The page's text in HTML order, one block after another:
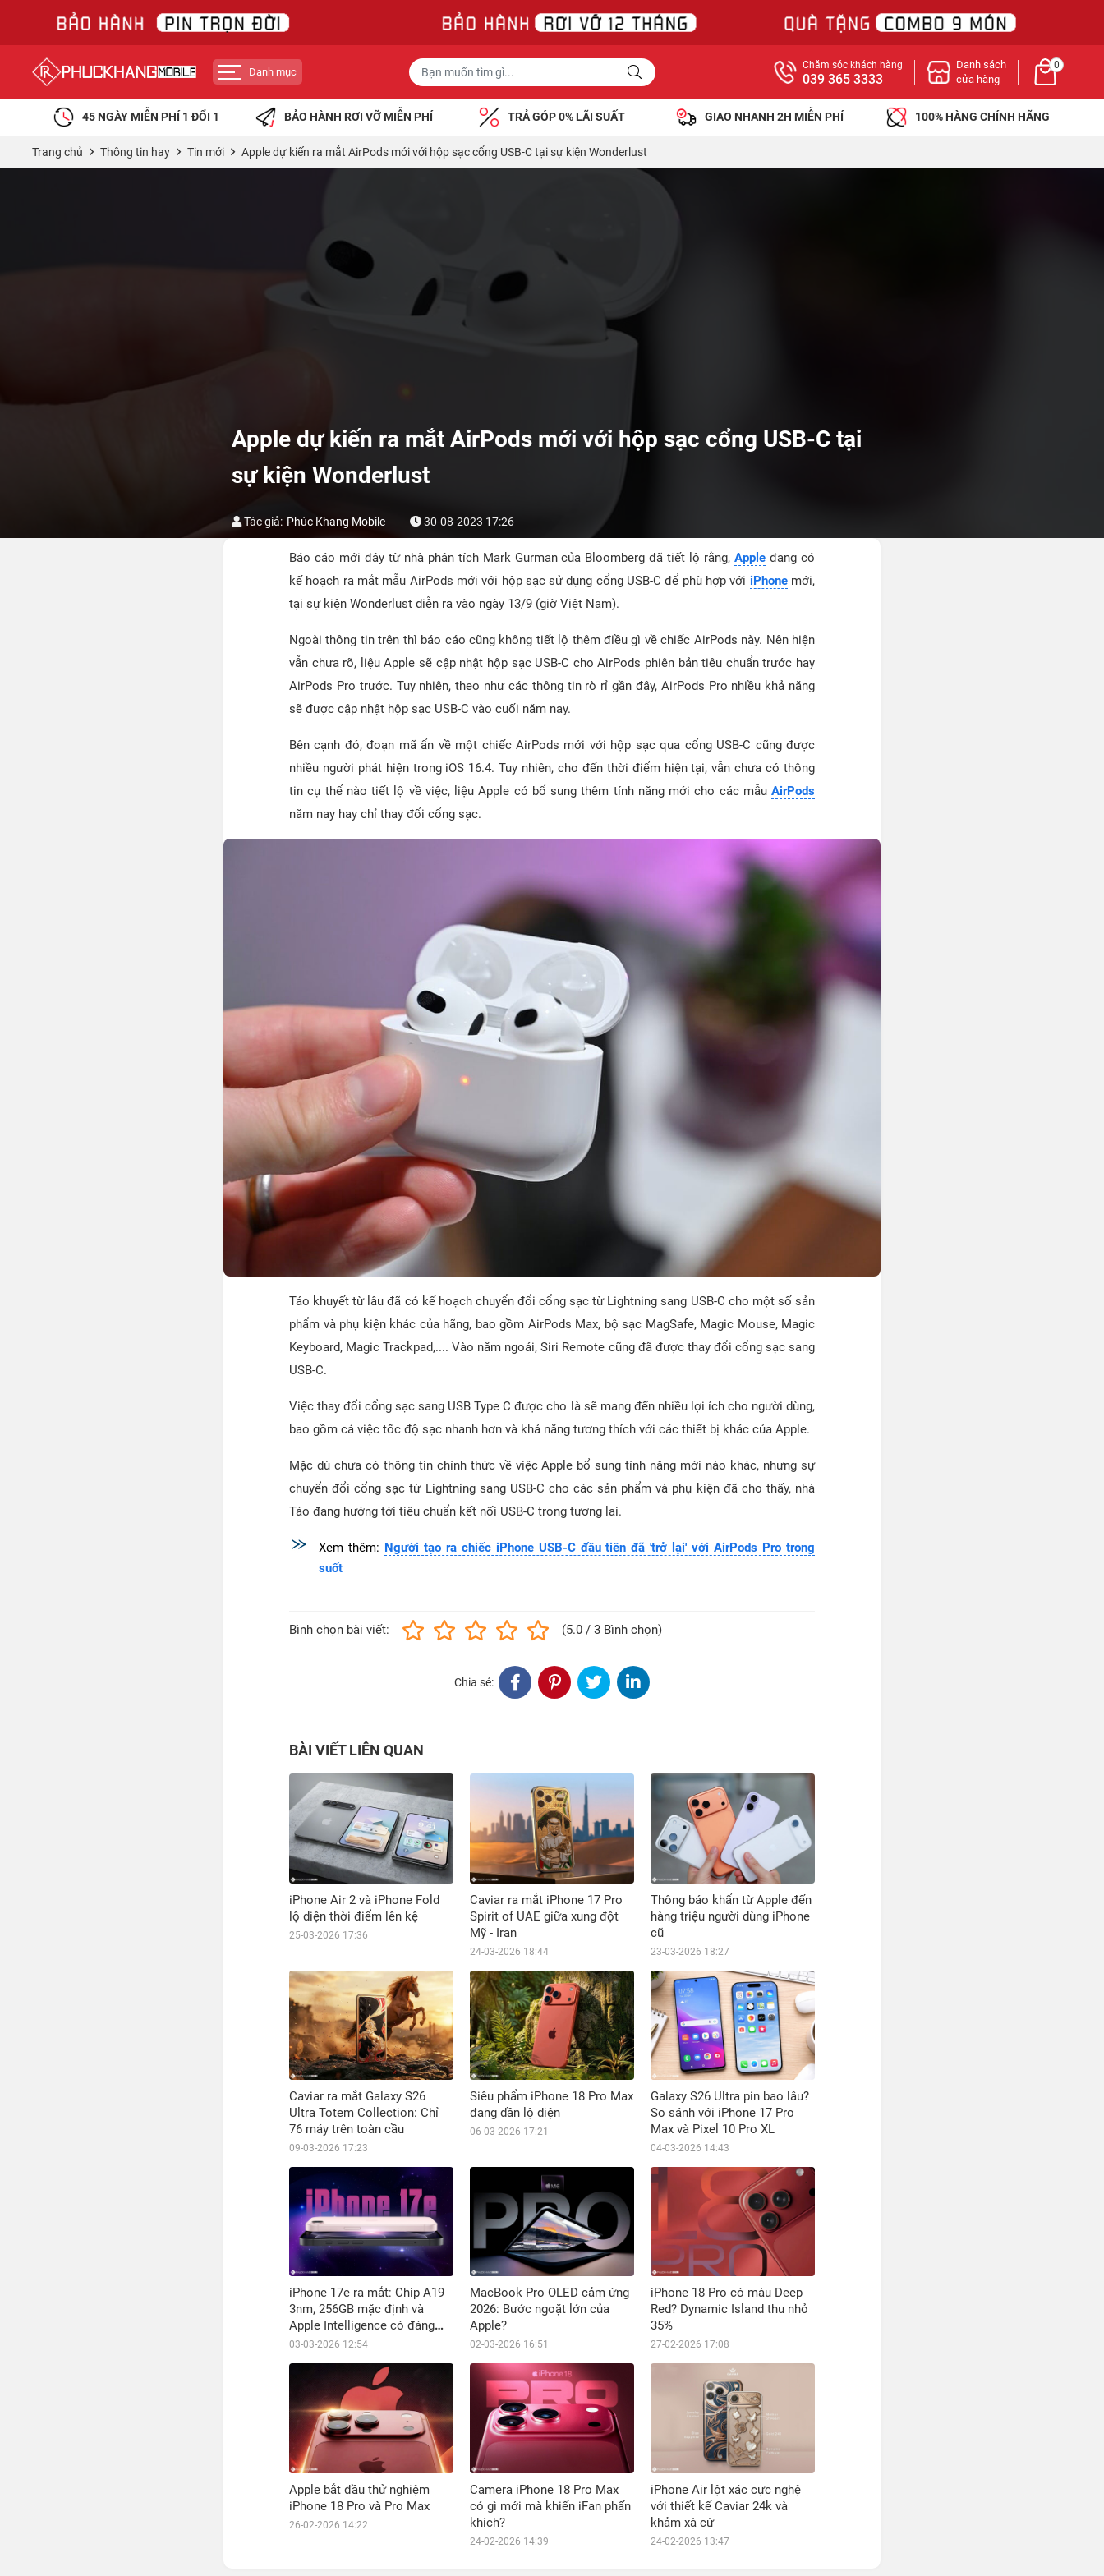
Danh mục
Chăm sóc khách hàng
039 365 3333
Danh sách
cửa hàng
0
45 NGÀY MIỄN PHÍ 1 ĐỔI 1 BẢO HÀNH RƠI VỠ MIỄN PHÍ TRẢ GÓP 0% LÃI SUẤT GIAO NHANH 2H MIỄN PHÍ 100% HÀNG CHÍNH HÃNG
Trang chủ Thông tin hay Tin mới Apple dự kiến ra mắt AirPods mới với hộp sạc cổng USB-C tại sự kiện Wonderlust
Apple dự kiến ra mắt AirPods mới với hộp sạc cổng USB-C tại
sự kiện Wonderlust
Tác giả: Phúc Khang Mobile 30-08-2023 17:26
Báo cáo mới đây từ nhà phân tích Mark Gurman của Bloomberg đã tiết lộ rằng,Apple đang có
kế hoạch ra mắt mẫu AirPods mới với hộp sạc sử dụng cổng USB-C để phù hợp với iPhonemới,
tại sự kiện Wonderlust diễn ra vào ngày 13/9 (giờ Việt Nam).
Ngoài thông tin trên thì báo cáo cũng không tiết lộ thêm điều gì về chiếc AirPods này. Nên hiện
vẫn chưa rõ, liệu Apple sẽ cập nhật hộp sạc USB-C cho AirPods phiên bản tiêu chuẩn trước hay
AirPods Pro trước. Tuy nhiên, theo như các thông tin rò rỉ gần đây, AirPods Pro nhiều khả năng
sẽ được cập nhật hộp sạc USB-C vào cuối năm nay.
Bên cạnh đó, đoạn mã ẩn về một chiếc AirPods mới với hộp sạc qua cổng USB-C cũng được
nhiều người phát hiện trong iOS 16.4. Tuy nhiên, cho đến thời điểm hiện tại, vẫn chưa có thông
tin cụ thể nào tiết lộ về việc, liệu Apple có bổ sung thêm tính năng mới cho các mẫu AirPods
năm nay hay chỉ thay đổi cổng sạc.
Táo khuyết từ lâu đã có kế hoạch chuyển đổi cổng sạc từ Lightning sang USB-C cho một số sản
phẩm và phụ kiện khác của hãng, bao gồm AirPods Max, bộ sạc MagSafe, Magic Mouse, Magic
Keyboard, Magic Trackpad,.... Vào năm ngoái, Siri Remote cũng đã được thay đổi cổng sạc sang
USB-C.
Việc thay đổi cổng sạc sang USB Type C được cho là sẽ mang đến nhiều lợi ích cho người dùng,
bao gồm cả việc tốc độ sạc nhanh hơn và khả năng tương thích với các thiết bị khác của Apple.
Mặc dù chưa có thông tin chính thức về việc Apple bổ sung tính năng mới nào khác, nhưng sự
chuyển đổi cổng sạc từ Lightning sang USB-C cho các sản phẩm và phụ kiện đã cho thấy, nhà
Táo đang hướng tới tiêu chuẩn kết nối USB-C trong tương lai.
Xem thêm: Người tạo ra chiếc iPhone USB-C đầu tiên đã 'trở lại' với AirPods Pro trong
suốt
Bình chọn bài viết: (5.0 / 3 Bình chọn)
Chia sẻ:
BÀI VIẾT LIÊN QUAN
iPhone Air 2 và iPhone Fold
lộ diện thời điểm lên kệ
25-03-2026 17:36
Caviar ra mắt iPhone 17 Pro
Spirit of UAE giữa xung đột
Mỹ - Iran
24-03-2026 18:44
Thông báo khẩn từ Apple đến
hàng triệu người dùng iPhone
cũ
23-03-2026 18:27
Caviar ra mắt Galaxy S26
Ultra Totem Collection: Chỉ
76 máy trên toàn cầu
09-03-2026 17:23
Siêu phẩm iPhone 18 Pro Max
đang dần lộ diện
06-03-2026 17:21
Galaxy S26 Ultra pin bao lâu?
So sánh với iPhone 17 Pro
Max và Pixel 10 Pro XL
04-03-2026 14:43
iPhone 17e ra mắt: Chip A19
3nm, 256GB mặc định và
Apple Intelligence có đáng
mua?
03-03-2026 12:54
MacBook Pro OLED cảm ứng
2026: Bước ngoặt lớn của
Apple?
02-03-2026 16:51
iPhone 18 Pro có màu Deep
Red? Dynamic Island thu nhỏ
35%
27-02-2026 17:08
Apple bắt đầu thử nghiệm
iPhone 18 Pro và Pro Max
26-02-2026 14:22
Camera iPhone 18 Pro Max
có gì mới mà khiến iFan phấn
khích?
24-02-2026 14:39
iPhone Air lột xác cực nghệ
với thiết kế Caviar 24k và
khảm xà cừ
24-02-2026 13:47